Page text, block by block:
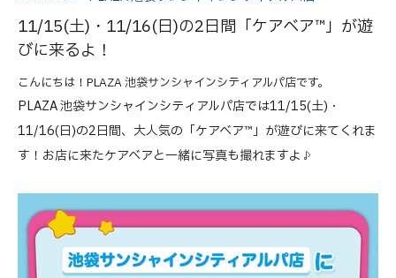
11/15(土)・11/16(日)の2日間「ケアベア™」が遊
びに来るよ！
こんにちは！ PLAZA 池袋サンシャインシティアルパ店です。
PLAZA 池袋サンシャインシティアルパ店では11/15(土)・
11/16(日)の2日間、大人気の「ケアベア™」が遊びに来てくれま
す！お店に来たケアベアと一緒に写真も撮れますよ♪